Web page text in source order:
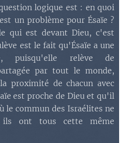
logique est : en quoi
un problème pour Ésaïe ?
qui est devant Dieu, c'est
est le fait qu'Ésaïe a une
puisqu'elle relève de
par tout le monde,
proximité de chacun avec
est proche de Dieu et qu'il
le commun des Israélites ne
ont tous cette même